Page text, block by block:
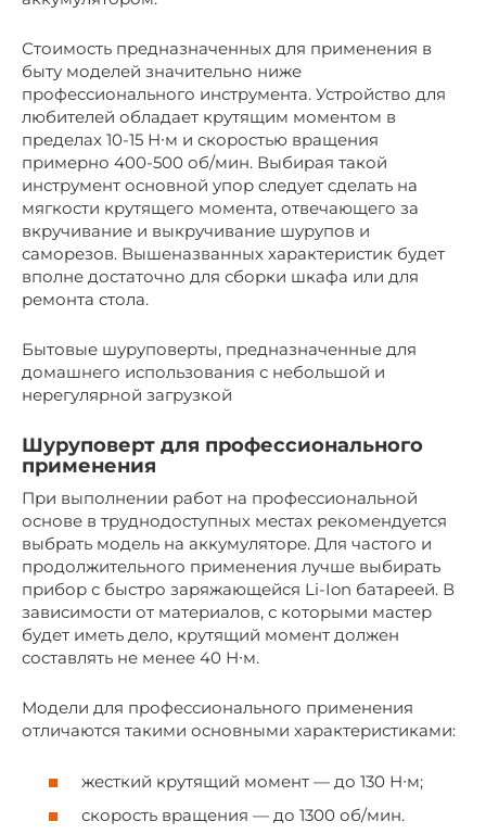
Стоимость предназначенных для применения в
быту моделей значительно ниже
профессионального инструмента. Устройство для
любителей обладает крутящим моментом в
пределах 10-15 Н∙м и скоростью вращения
примерно 400-500 об/мин. Выбирая такой
инструмент основной упор следует сделать на
мягкости крутящего момента, отвечающего за
вкручивание и выкручивание шурупов и
саморезов. Вышеназванных характеристик будет
вполне достаточно для сборки шкафа или для
ремонта стола.
Бытовые шуруповерты, предназначенные для
домашнего использования с небольшой и
нерегулярной загрузкой
Шуруповерт для профессионального
применения
При выполнении работ на профессиональной
основе в труднодоступных местах рекомендуется
выбрать модель на аккумуляторе. Для частого и
продолжительного применения лучше выбирать
прибор с быстро заряжающейся Li-Ion батареей. В
зависимости от материалов, с которыми мастер
будет иметь дело, крутящий момент должен
составлять не менее 40 Н∙м.
Модели для профессионального применения
отличаются такими основными характеристиками:
жесткий крутящий момент — до 130 Н∙м;
скорость вращения — до 1300 об/мин.